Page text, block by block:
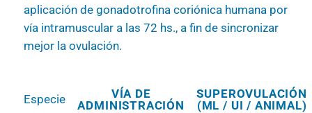
aplicación de gonadotrofina coriónica humana por
vía intramuscular a las 72 hs., a fin de sincronizar
mejor la ovulación.
Especie
VÍA DE
ADMINISTRACIÓN
SUPEROVULACIÓN
(ML / UI / ANIMAL)